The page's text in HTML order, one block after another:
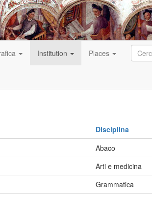
Institution Places
Disciplina
Abaco
Arti e medicina
Grammatica